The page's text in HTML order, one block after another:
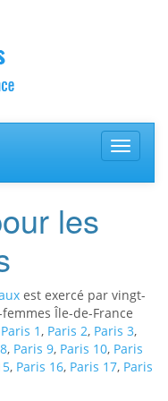
Toggle
les
est exercé par vingt-
Île-de-France
Paris 1, Paris 2, Paris 3,
, Paris 9, Paris 10, Paris
, Paris 16, Paris 17, Paris